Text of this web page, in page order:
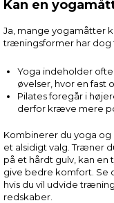
Kan en
Ja, mange yogamåtter
træningsformer har dog
Yoga indeholder
øvelser, hvor en fast
Pilates foregår i
derfor kræve mere
Kombinerer du yoga
et alsidigt valg. Træner
på et hårdt gulv, kan
give bedre komfort. Se
hvis du vil udvide
redskaber.